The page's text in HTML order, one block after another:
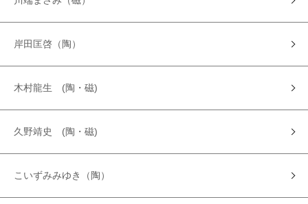
岸田匡啓（陶）
木村龍生 (陶・磁)
久野靖史 (陶・磁)
こいずみみゆき（陶）